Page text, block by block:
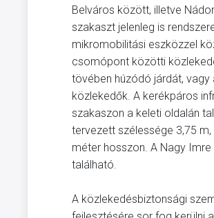
Belváros között, illetve
szakaszt jelenleg is
mikromobilitási eszközzel
csomópont közötti
tövében húzódó járdát, vagy
közlekedők. A kerékpáros
szakaszon a keleti oldalán
tervezett szélessége 3,75
méter hosszon. A Nagy
található.
A közlekedésbiztonsági